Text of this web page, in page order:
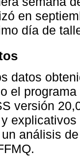
en
día de
datos
el
versión
análisis